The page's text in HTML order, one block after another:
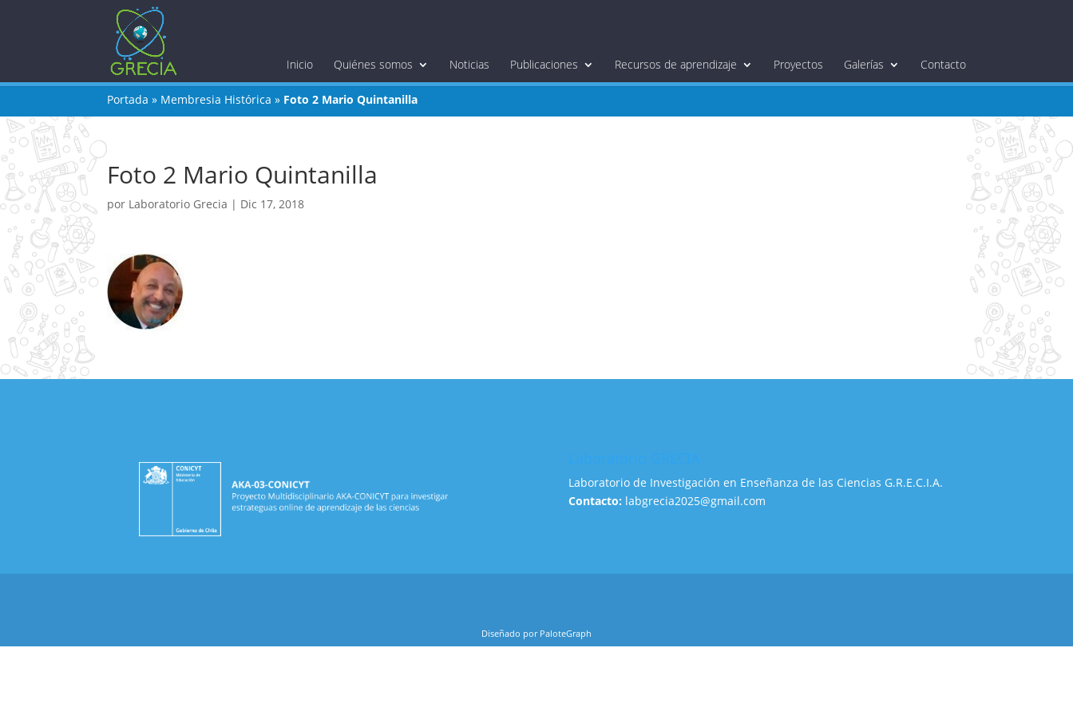
Inicio Quiénes somos Noticias Publicaciones Recursos de aprendizaje Proyectos Galerías Contacto
Portada » Membresia Histórica » Foto 2 Mario Quintanilla
Foto 2 Mario Quintanilla
por Laboratorio Grecia | Dic 17, 2018
Laboratorio de Investigación en Enseñanza de las Ciencias G.R.E.C.I.A.
Contacto: labgrecia2025@gmail.com
Diseñado por PaloteGraph